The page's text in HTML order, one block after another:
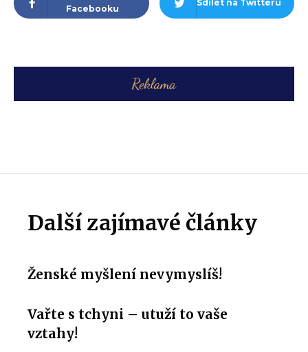
Facebooku
Sdílet na Twitteru
Další zajímavé články
Ženské myšlení nevymyslíš!
Vařte s tchyni – utuží to vaše
vztahy!